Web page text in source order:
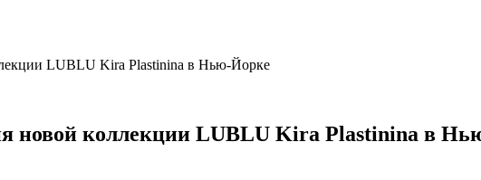
LUBLU Kira Plastinina в Нью-Йорке
новой коллекции LUBLU Kira Plastinina в